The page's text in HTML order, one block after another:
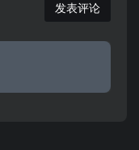
发表评论